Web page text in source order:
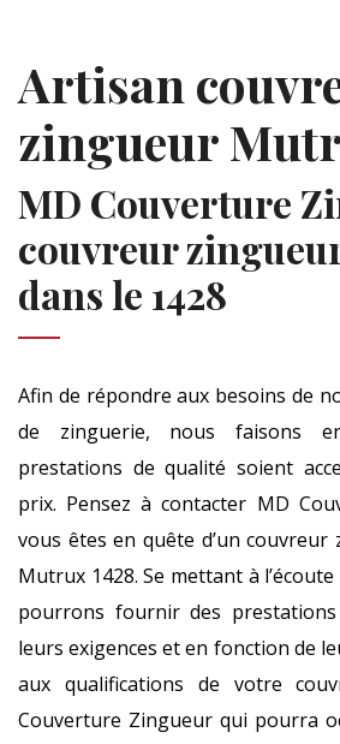
Artisan
zingueur
MD Couverture
couvreur
dans le 1428
Afin de répondre aux besoins de
de zinguerie, nous faisons
prestations de qualité soient
prix. Pensez à contacter MD
vous êtes en quête d’un
Mutrux 1428. Se mettant à
pourrons fournir des
leurs exigences et en fonction de
aux qualifications de votre
Couverture Zingueur qui pourra